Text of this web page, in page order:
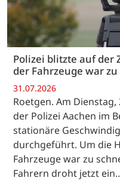
Polizei blitzte auf der
der Fahrzeuge war
31.07.2026
Roetgen. Am
der Polizei Aachen im
stationäre
durchgeführt. Um die
Fahrzeuge war zu
Fahrern droht jetzt